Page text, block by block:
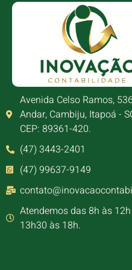
Avenida Celso Ramos,
Andar, Cambiju, Itapoá -
CEP: 89361-420.
(47) 3443-2401
(47) 99637-9149
Atendemos das 8h às
13h30 às 18h.